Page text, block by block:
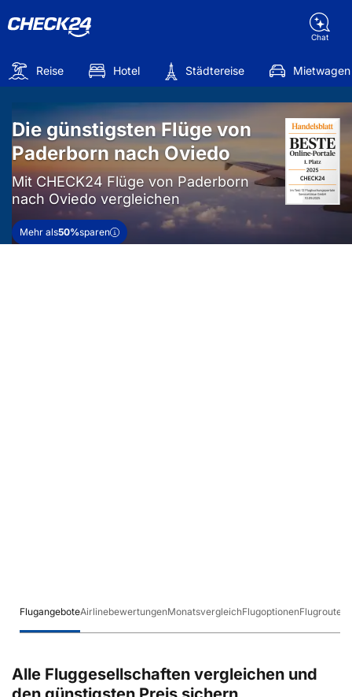
Chat
Reise Hotel Städtereise Mietwagen
Die günstigsten Flüge von
Paderborn nach Oviedo
Mit CHECK24 Flüge von Paderborn
nach Oviedo vergleichen
Mehr als50%sparen
FlugangeboteAirlinebewertungenMonatsvergleichFlugoptionenFlugrouten
Alle Fluggesellschaften vergleichen und